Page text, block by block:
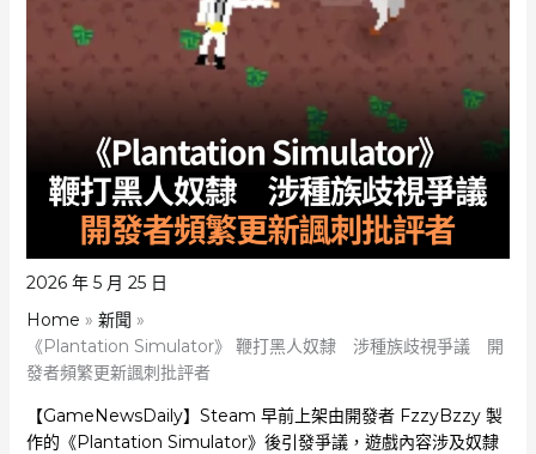
2026 年 5 月 25 日
Home
新聞
《Plantation Simulator》 鞭打黑人奴隸 涉種族歧視爭議 開
發者頻繁更新諷刺批評者
【GameNewsDaily】Steam 早前上架由開發者 FzzyBzzy 製
作的《Plantation Simulator》後引發爭議，遊戲內容涉及奴隸